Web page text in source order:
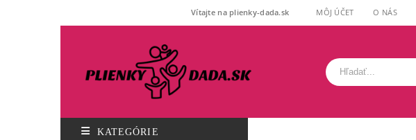
Vítajte na plienky-dada.sk MÔJ ÚČET O NÁS
KATEGÓRIE